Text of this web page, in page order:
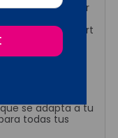
podés disfrutar
Turbo,
con Dynamic Port
uso será más
se adapta a tu
todas tus